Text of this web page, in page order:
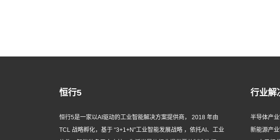
恒行5
恒行5是一家以AI驱动的工业智能解决方案提供商， 2018 年由
TCL 战略孵化，基于 “3+1+N”工业智能发展战略 ，依托AI、工业
行业解
半导体产
新能源产